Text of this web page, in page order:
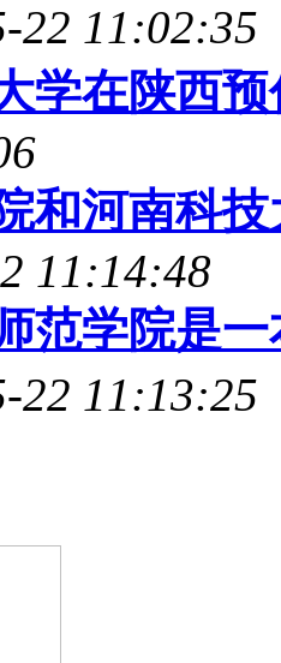
22 11:02:35
学在陕西
和河南科
11:14:48
范学院是
22 11:13:25